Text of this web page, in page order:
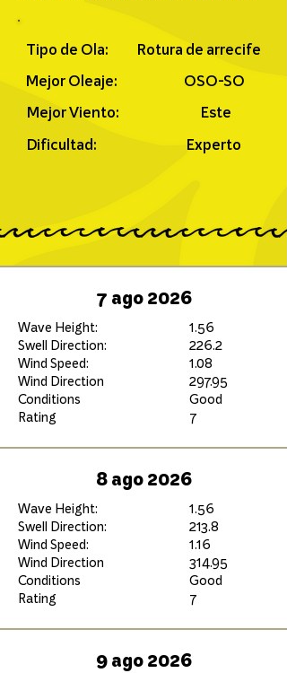
Tipo de Ola:
Rotura de arrecife
Mejor Oleaje:
OSO-SO
Mejor Viento:
Este
Dificultad:
Experto
7 ago 2026
Wave Height:
1.56
Swell Direction:
226.2
Wind Speed:
1.08
Wind Direction
297.95
Conditions
Good
Rating
7
8 ago 2026
Wave Height:
1.56
Swell Direction:
213.8
Wind Speed:
1.16
Wind Direction
314.95
Conditions
Good
Rating
7
9 ago 2026